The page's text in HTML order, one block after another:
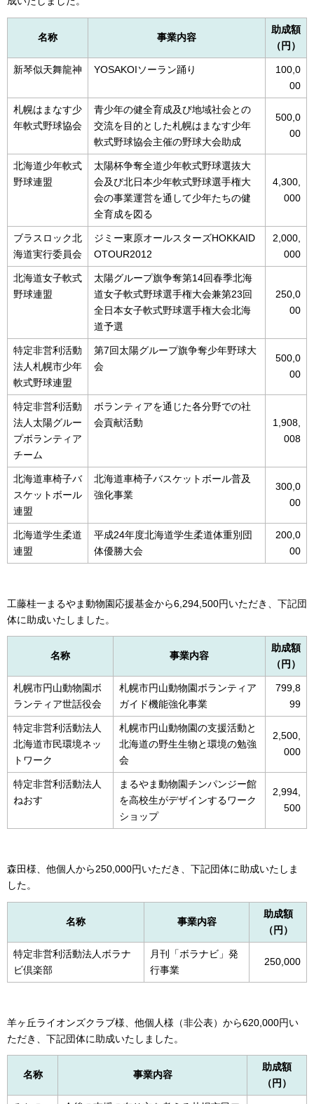
名称 事業内容
助成額
（円）
新琴似天舞龍神 YOSAKOIソーラン踊り
100,0
00
札幌はまなす少
年軟式野球協会
青少年の健全育成及び地域社会との
交流を目的とした札幌はまなす少年
軟式野球協会主催の野球大会助成
500,0
00
北海道少年軟式
野球連盟
太陽杯争奪全道少年軟式野球選抜大
会及び北日本少年軟式野球選手権大
会の事業運営を通して少年たちの健
全育成を図る
4,300,
000
ブラスロック北
海道実行委員会
ジミー東原オールスターズHOKKAID
OTOUR2012
2,000,
000
北海道女子軟式
野球連盟
太陽グループ旗争奪第14回春季北海
道女子軟式野球選手権大会兼第23回
全日本女子軟式野球選手権大会北海
道予選
250,0
00
特定非営利活動
法人札幌市少年
軟式野球連盟
第7回太陽グループ旗争奪少年野球大
会
500,0
00
特定非営利活動
法人太陽グルー
プボランティア
チーム
ボランティアを通じた各分野での社
会貢献活動
1,908,
008
北海道車椅子バ
スケットボール
連盟
北海道車椅子バスケットボール普及
強化事業
300,0
00
北海道学生柔道
連盟
平成24年度北海道学生柔道体重別団
体優勝大会
200,0
00
工藤桂一まるやま動物園応援基金から6,294,500円いただき、下記団
体に助成いたしました。
名称 事業内容
助成額
（円）
札幌市円山動物園ボ
ランティア世話役会
札幌市円山動物園ボランティア
ガイド機能強化事業
799,8
99
特定非営利活動法人
北海道市民環境ネッ
トワーク
札幌市円山動物園の支援活動と
北海道の野生生物と環境の勉強
会
2,500,
000
特定非営利活動法人
ねおす
まるやま動物園チンパンジー館
を高校生がデザインするワーク
ショップ
2,994,
500
森田様、他個人から250,000円いただき、下記団体に助成いたしま
した。
名称 事業内容
助成額
（円）
特定非営利活動法人ボラナ
ビ倶楽部
月刊「ボラナビ」発
行事業
250,000
羊ヶ丘ライオンズクラブ様、他個人様（非公表）から620,000円い
ただき、下記団体に助成いたしました。
名称 事業内容
助成額
（円）